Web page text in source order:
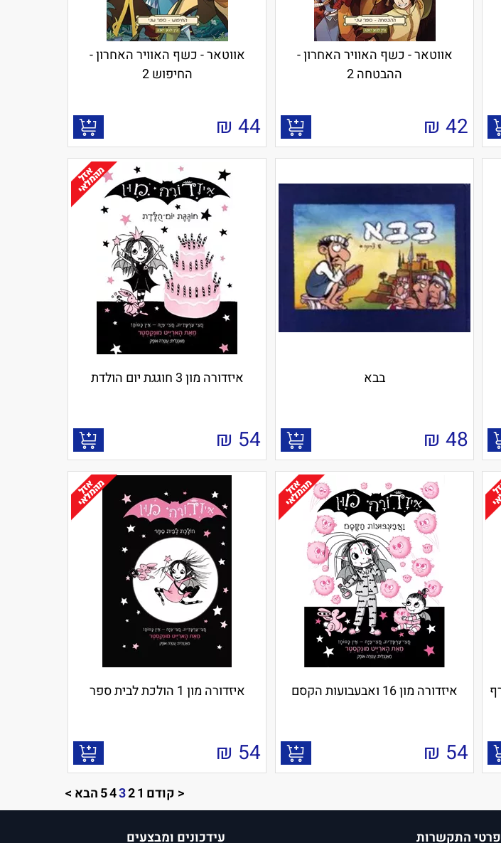
אווטאר - כשף האוויר האחרון -
ההבטחה 2
42
₪
אווטאר - כשף האוויר האחרון -
החיפוש 2
44
₪
בבא
48
₪
איזדורה מון 3 חוגגת יום הולדת
54
₪
איזדורה מון 16 ואבעבועות הקסם
54
₪
איזדורה מון 1 הולכת לבית ספר
54
₪
< קודם 1
2
3
4
5הבא >
פרטי התקשרות עידכונים ומבצעים